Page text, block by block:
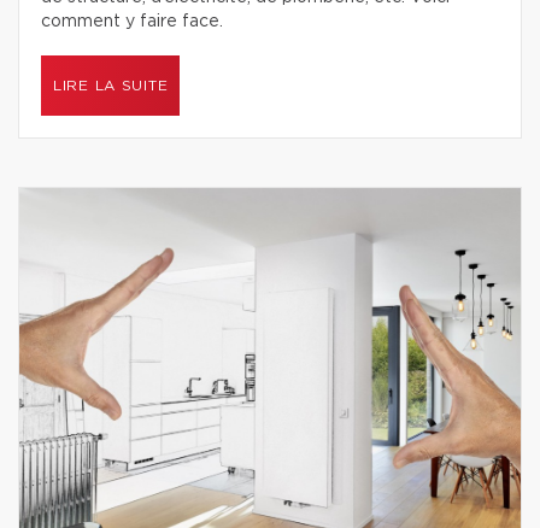
comment y faire face.
LIRE LA SUITE